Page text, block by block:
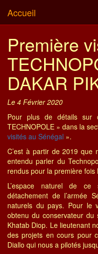
Accueil
Première
DAKAR
Le 4 Février 2020
Pour plus de détails sur
TECHNOPOLE » dans la
visités au Sénégal ».
C’est à partir de 2019 que
entendu parler du
rendus pour la première fois
L’espace naturel de
détachement de l’armée
naturels du pays. Pour le
obtenu du conservateur du
Khatab Diop. Le lieutenant
des projets en cours pour
Diallo qui nous a pilotés